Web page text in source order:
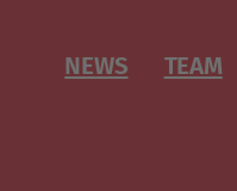
NEWS TEAM